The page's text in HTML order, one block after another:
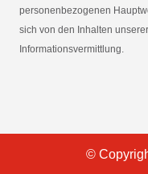
personenbezogenen
sich von den Inhalten
Informationsvermittlung.
©